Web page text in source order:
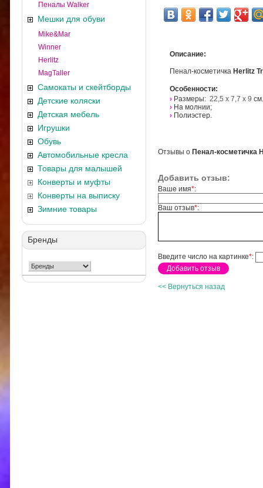
Пеналы Walker
Мешки для обуви
Mike&Mar
Winner
Herlitz
MagTaller
Самокаты и скейтборды
Детские коляски
Детская мебель
Игрушки
Обувь
Автомобильные кресла
Товары для малышей
Конверты и муфты
Конверты на выписку
Зимние товары
Бренды
Описание:
Пенал-косметичка Herlitz
Особенности:
› Размеры: 22,5 х 7,7 х 9
› На молнии;
› Полиэстер.
Отзывы о Пенал-косметичка
Добавить отзыв:
Ваше имя*:
Ваш отзыв*:
Введите число на картинке*:
<< Вернуться назад